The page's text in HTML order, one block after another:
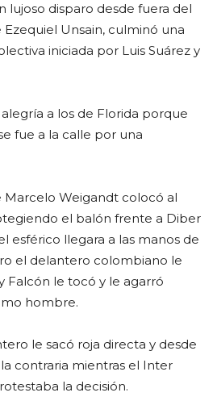
lujoso disparo desde fuera del
Ezequiel Unsain, culminó una
iniciada por Luis Suárez y
a los de Florida porque
fue a la calle por una
Marcelo Weigandt colocó al
el balón frente a Diber
esférico llegara a las manos de
el delantero colombiano le
Falcón le tocó y le agarró
hombre.
le sacó roja directa y desde
contraria mientras el Inter
la decisión.